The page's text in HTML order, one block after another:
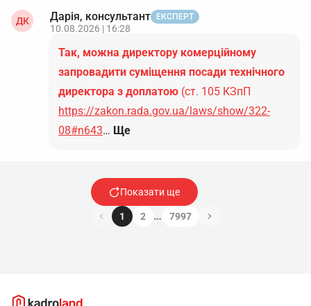
ДК Дарія, консультант ЕКСПЕРТ
10.08.2026 | 16:28
Так, можна директору комерційному
запровадити суміщення посади технічного
директора з доплатою (ст. 105 КЗпП
https://zakon.rada.gov.ua/laws/show/322-
08#n643… Ще
Показати ще
1 2 … 7997